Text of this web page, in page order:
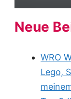
Neue
WRO
Lego,